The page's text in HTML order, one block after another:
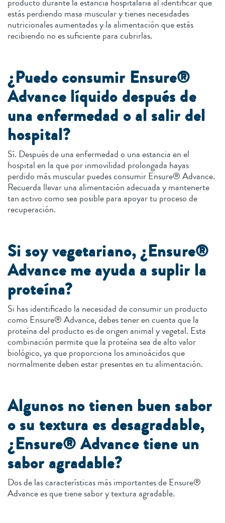
estás perdiendo masa muscular y tienes necesidades
nutricionales aumentadas y la alimentación que estás
recibiendo no es suficiente para cubrirlas.
¿Puedo consumir Ensure®
Advance líquido después de
una enfermedad o al salir del
hospital?
Sí. Después de una enfermedad o una estancia en el
hospital en la que por inmovilidad prolongada hayas
perdido más muscular puedes consumir Ensure® Advance.
Recuerda llevar una alimentación adecuada y mantenerte
tan activo como sea posible para apoyar tu proceso de
recuperación.
Si soy vegetariano, ¿Ensure®
Advance me ayuda a suplir la
proteína?
Si has identificado la necesidad de consumir un producto
como Ensure® Advance, debes tener en cuenta que la
proteína del producto es de origen animal y vegetal. Esta
combinación permite que la proteína sea de alto valor
biológico, ya que proporciona los aminoácidos que
normalmente deben estar presentes en tu alimentación.
Algunos no tienen buen sabor
o su textura es desagradable,
¿Ensure® Advance tiene un
sabor agradable?
Dos de las características más importantes de Ensure®
Advance es que tiene sabor y textura agradable.